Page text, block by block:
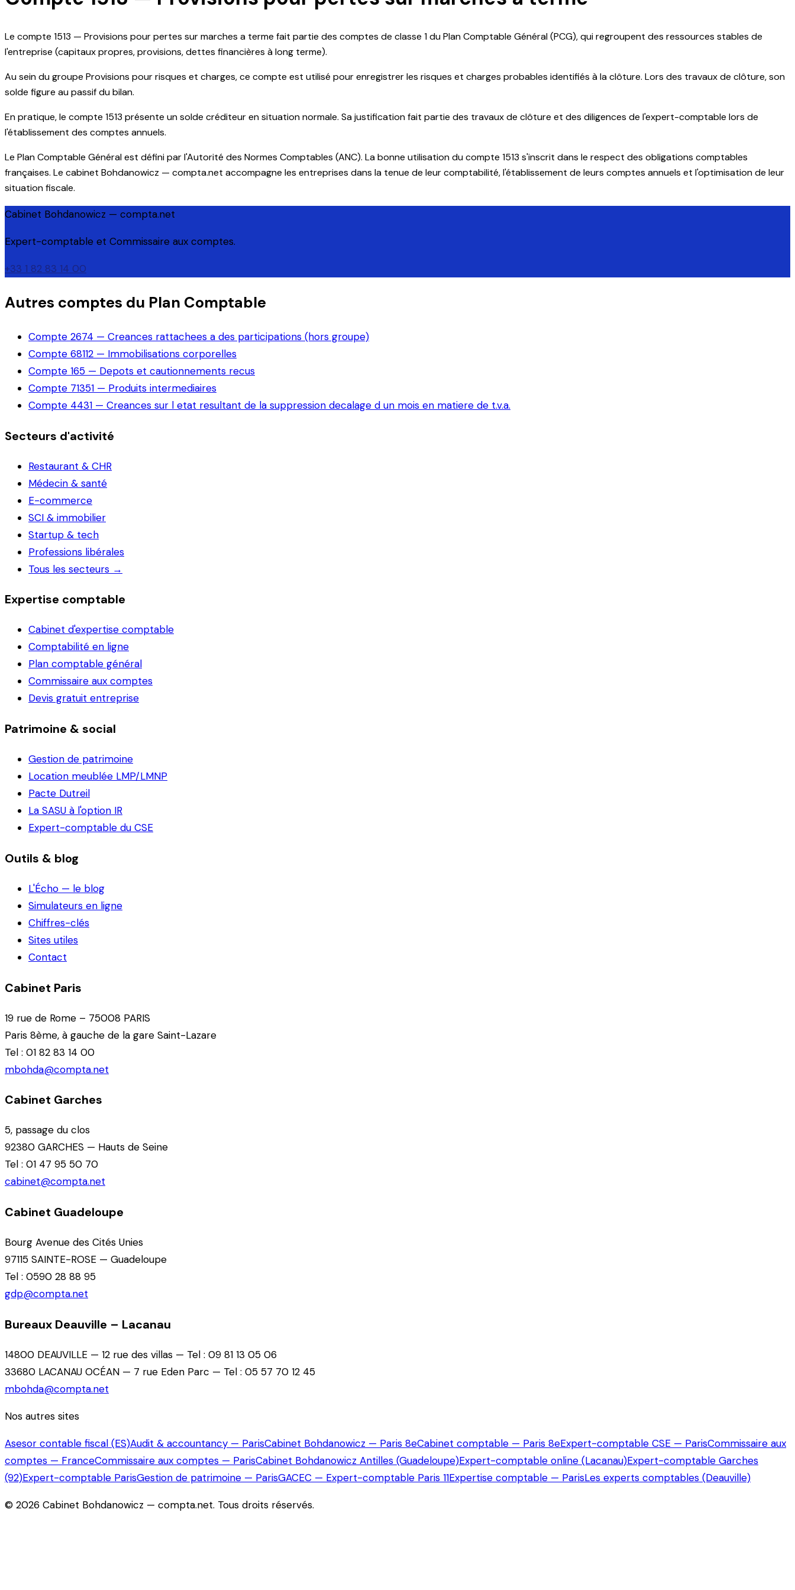
Le compte 1513 — Provisions pour pertes sur marches a terme fait partie des comptes de classe 1 du Plan Comptable Général (PCG), qui regroupent des ressources stables de
l'entreprise (capitaux propres, provisions, dettes financières à long terme).
Au sein du groupe Provisions pour risques et charges, ce compte est utilisé pour enregistrer les risques et charges probables identifiés à la clôture. Lors des travaux de clôture, son
solde figure au passif du bilan.
En pratique, le compte 1513 présente un solde créditeur en situation normale. Sa justification fait partie des travaux de clôture et des diligences de l'expert-comptable lors de
l'établissement des comptes annuels.
Le Plan Comptable Général est défini par l'Autorité des Normes Comptables (ANC). La bonne utilisation du compte 1513 s'inscrit dans le respect des obligations comptables
françaises. Le cabinet Bohdanowicz — compta.net accompagne les entreprises dans la tenue de leur comptabilité, l'établissement de leurs comptes annuels et l'optimisation de leur
situation fiscale.
Cabinet Bohdanowicz — compta.net
Expert-comptable et Commissaire aux comptes.
+33 1 82 83 14 00
Autres comptes du Plan Comptable
Compte 2674 — Creances rattachees a des participations (hors groupe)
Compte 68112 — Immobilisations corporelles
Compte 165 — Depots et cautionnements recus
Compte 71351 — Produits intermediaires
Compte 4431 — Creances sur l etat resultant de la suppression decalage d un mois en matiere de t.v.a.
Secteurs d'activité
Restaurant & CHR
Médecin & santé
E-commerce
SCI & immobilier
Startup & tech
Professions libérales
Tous les secteurs →
Expertise comptable
Cabinet d'expertise comptable
Comptabilité en ligne
Plan comptable général
Commissaire aux comptes
Devis gratuit entreprise
Patrimoine & social
Gestion de patrimoine
Location meublée LMP/LMNP
Pacte Dutreil
La SASU à l'option IR
Expert-comptable du CSE
Outils & blog
L'Écho — le blog
Simulateurs en ligne
Chiffres-clés
Sites utiles
Contact
Cabinet Paris
19 rue de Rome – 75008 PARIS
Paris 8ème, à gauche de la gare Saint-Lazare
Tel : 01 82 83 14 00
mbohda@compta.net
Cabinet Garches
5, passage du clos
92380 GARCHES — Hauts de Seine
Tel : 01 47 95 50 70
cabinet@compta.net
Cabinet Guadeloupe
Bourg Avenue des Cités Unies
97115 SAINTE-ROSE — Guadeloupe
Tel : 0590 28 88 95
gdp@compta.net
Bureaux Deauville – Lacanau
14800 DEAUVILLE — 12 rue des villas — Tel : 09 81 13 05 06
33680 LACANAU OCÉAN — 7 rue Eden Parc — Tel : 05 57 70 12 45
mbohda@compta.net
Nos autres sites
Asesor contable fiscal (ES)Audit & accountancy — ParisCabinet Bohdanowicz — Paris 8eCabinet comptable — Paris 8eExpert-comptable CSE — ParisCommissaire aux
comptes — FranceCommissaire aux comptes — ParisCabinet Bohdanowicz Antilles (Guadeloupe)Expert-comptable online (Lacanau)Expert-comptable Garches
(92)Expert-comptable ParisGestion de patrimoine — ParisGACEC — Expert-comptable Paris 11Expertise comptable — ParisLes experts comptables (Deauville)
© 2026 Cabinet Bohdanowicz — compta.net. Tous droits réservés.